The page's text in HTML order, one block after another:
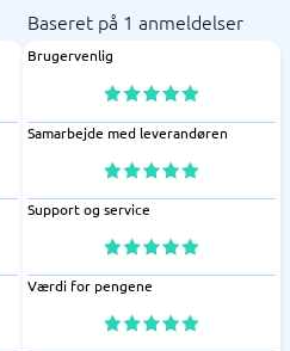
Baseret på 1 anmeldelser
Brugervenlig
Samarbejde med leverandøren
Support og service
Værdi for pengene